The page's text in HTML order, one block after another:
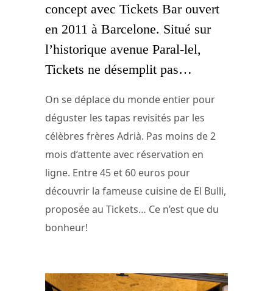
concept avec Tickets Bar ouvert
en 2011 à Barcelone. Situé sur
l’historique avenue Paral-lel,
Tickets ne désemplit pas…
On se déplace du monde entier pour
déguster les tapas revisités par les
célèbres frères Adrià. Pas moins de 2
mois d’attente avec réservation en
ligne. Entre 45 et 60 euros pour
découvrir la fameuse cuisine de El Bulli,
proposée au Tickets… Ce n’est que du
bonheur!